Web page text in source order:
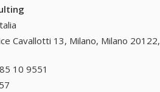
Cavallotti 13, Milano, Milano 20122,
10 9551